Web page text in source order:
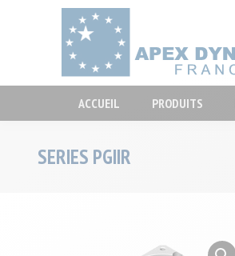
ACCUEIL PRODUITS
SERIES PGIIR